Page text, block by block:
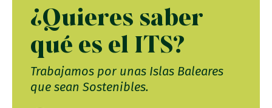
¿Quieres saber
qué es el ITS?
Trabajamos por unas Islas Baleares
que sean Sostenibles.